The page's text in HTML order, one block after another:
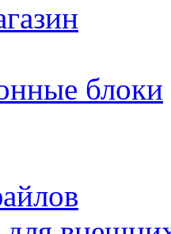
блоки